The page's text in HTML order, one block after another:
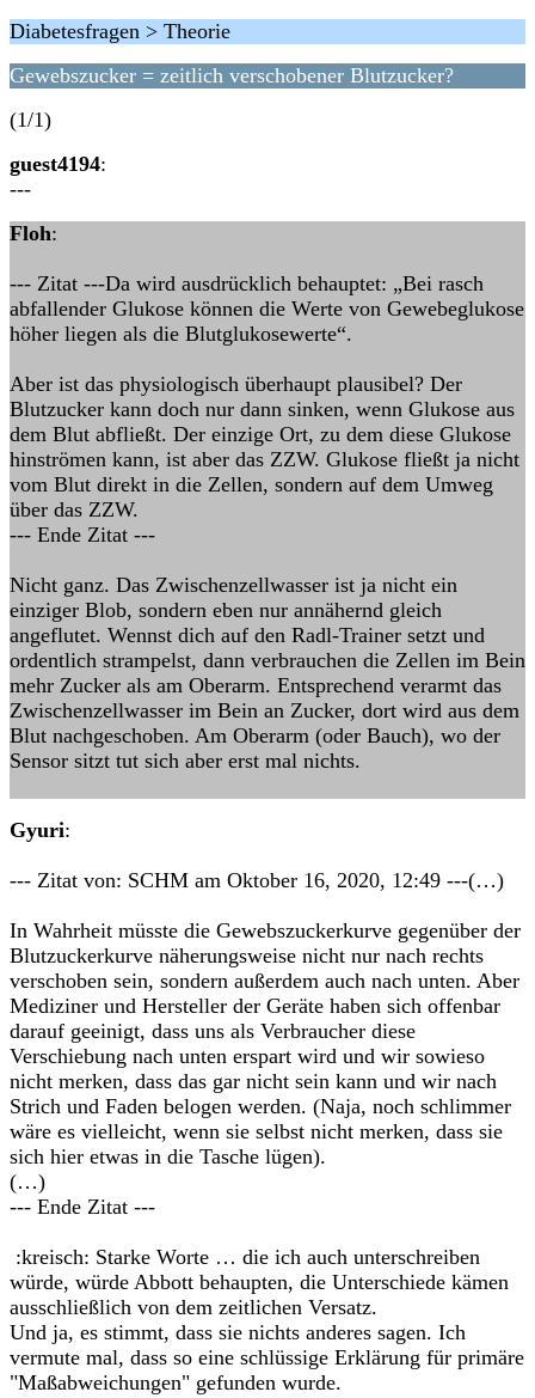
Diabetesfragen > Theorie
Gewebszucker = zeitlich verschobener Blutzucker?
(1/1)
guest4194:
---
Floh:
--- Zitat ---Da wird ausdrücklich behauptet: „Bei rasch
abfallender Glukose können die Werte von Gewebeglukose
höher liegen als die Blutglukosewerte“.
Aber ist das physiologisch überhaupt plausibel? Der
Blutzucker kann doch nur dann sinken, wenn Glukose aus
dem Blut abfließt. Der einzige Ort, zu dem diese Glukose
hinströmen kann, ist aber das ZZW. Glukose fließt ja nicht
vom Blut direkt in die Zellen, sondern auf dem Umweg
über das ZZW.
--- Ende Zitat ---
Nicht ganz. Das Zwischenzellwasser ist ja nicht ein
einziger Blob, sondern eben nur annähernd gleich
angeflutet. Wennst dich auf den Radl-Trainer setzt und
ordentlich strampelst, dann verbrauchen die Zellen im Bein
mehr Zucker als am Oberarm. Entsprechend verarmt das
Zwischenzellwasser im Bein an Zucker, dort wird aus dem
Blut nachgeschoben. Am Oberarm (oder Bauch), wo der
Sensor sitzt tut sich aber erst mal nichts.
Gyuri:
--- Zitat von: SCHM am Oktober 16, 2020, 12:49 ---(…)
In Wahrheit müsste die Gewebszuckerkurve gegenüber der
Blutzuckerkurve näherungsweise nicht nur nach rechts
verschoben sein, sondern außerdem auch nach unten. Aber
Mediziner und Hersteller der Geräte haben sich offenbar
darauf geeinigt, dass uns als Verbraucher diese
Verschiebung nach unten erspart wird und wir sowieso
nicht merken, dass das gar nicht sein kann und wir nach
Strich und Faden belogen werden. (Naja, noch schlimmer
wäre es vielleicht, wenn sie selbst nicht merken, dass sie
sich hier etwas in die Tasche lügen).
(…)
--- Ende Zitat ---
:kreisch: Starke Worte … die ich auch unterschreiben
würde, würde Abbott behaupten, die Unterschiede kämen
ausschließlich von dem zeitlichen Versatz.
Und ja, es stimmt, dass sie nichts anderes sagen. Ich
vermute mal, dass so eine schlüssige Erklärung für primäre
"Maßabweichungen" gefunden wurde.